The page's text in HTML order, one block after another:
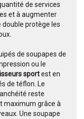
de services
et à augmenter
double protège les
de soupapes de
ou le
sportest en
de téflon. Le
reste
maximum grâce à
Une soupape